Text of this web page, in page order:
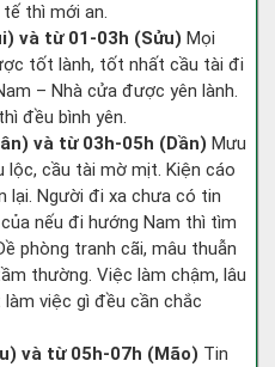
thì mới an.
và từ 01-03h (Sửu) Mọi
tốt lành, tốt nhất cầu tài đi
– Nhà cửa được yên lành.
đều bình yên.
và từ 03h-05h (Dần) Mưu
lộc, cầu tài mờ mịt. Kiện cáo
lại. Người đi xa chưa có tin
nếu đi hướng Nam thì tìm
phòng tranh cãi, mâu thuẫn
thường. Việc làm chậm, lâu
việc gì đều cần chắc
và từ 05h-07h (Mão) Tin